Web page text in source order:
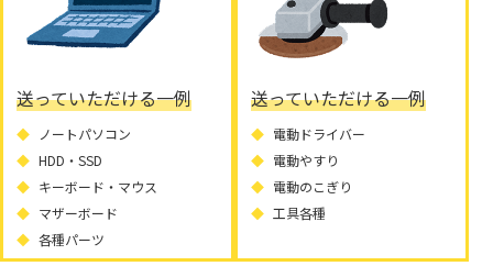
送っていただける一例
ノートパソコン
HDD・SSD
キーボード・マウス
マザーボード
各種パーツ
送っていただける一例
電動ドライバー
電動やすり
電動のこぎり
工具各種